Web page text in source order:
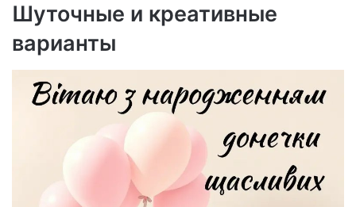
Шуточные и креативные
варианты